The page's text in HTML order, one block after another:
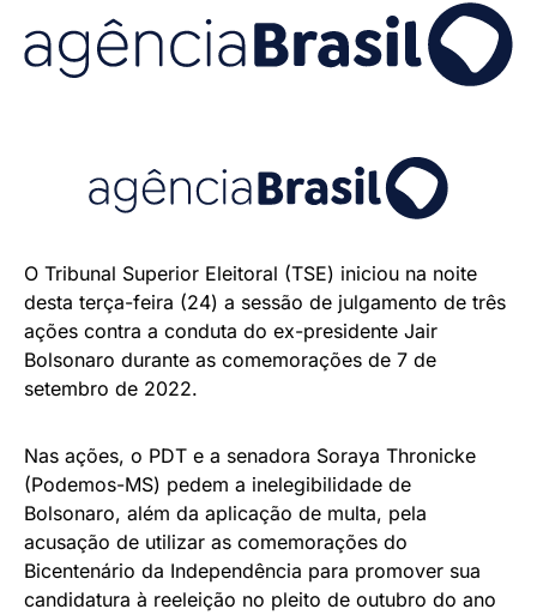
O Tribunal Superior Eleitoral (TSE) iniciou na noite
desta terça-feira (24) a sessão de julgamento de três
ações contra a conduta do ex-presidente Jair
Bolsonaro durante as comemorações de 7 de
setembro de 2022.
Nas ações, o PDT e a senadora Soraya Thronicke
(Podemos-MS) pedem a inelegibilidade de
Bolsonaro, além da aplicação de multa, pela
acusação de utilizar as comemorações do
Bicentenário da Independência para promover sua
candidatura à reeleição no pleito de outubro do ano